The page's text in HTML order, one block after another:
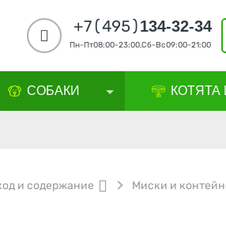
+7(495)134-32-34
Пн-Пт08:00-23:00,Сб-Вс09:00-21:00
СОБАКИ КОТЯТА
и содержание Миски и